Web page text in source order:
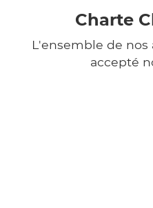
Charte
L'ensemble de
accepté